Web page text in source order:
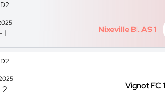
1 Nixeville Bl. AS 1
2 Vignot FC 1